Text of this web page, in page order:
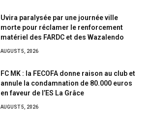
Uvira paralysée par une journée ville
morte pour réclamer le renforcement
matériel des FARDC et des Wazalendo
AUGUST 5, 2026
FC MK : la FECOFA donne raison au club et
annule la condamnation de 80.000 euros
en faveur de l’ES La Grâce
AUGUST 5, 2026